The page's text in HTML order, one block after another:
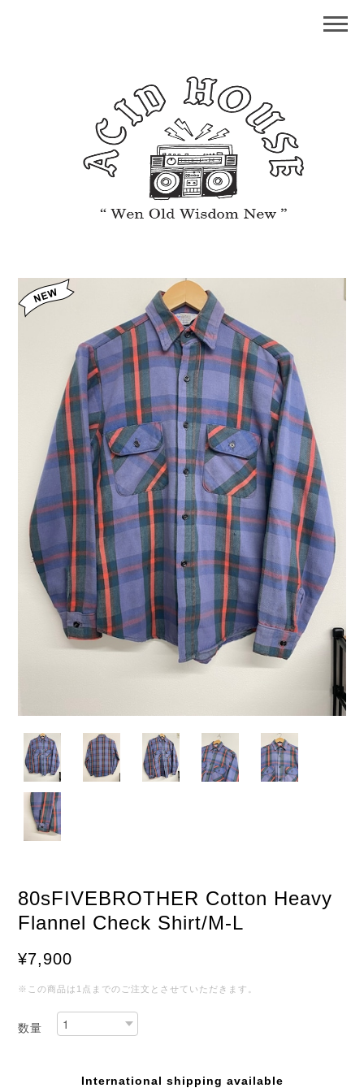
80sFIVEBROTHER Cotton Heavy
Flannel Check Shirt/M-L
¥7,900
※この商品は1点までのご注文とさせていただきます。
数量
International shipping available